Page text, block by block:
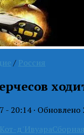
/ Россия
- 20:14· Обновлено
д'Ивуара